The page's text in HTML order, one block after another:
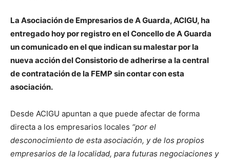
La Asociación de Empresarios de A Guarda, ACIGU, ha
entregado hoy por registro en el Concello de A Guarda
un comunicado en el que indican su malestar por la
nueva acción del Consistorio de adherirse a la central
de contratación de la FEMP sin contar con esta
asociación.
Desde ACIGU apuntan a que puede afectar de forma
directa a los empresarios locales “por el
desconocimiento de esta asociación, y de los propios
empresarios de la localidad, para futuras negociaciones y